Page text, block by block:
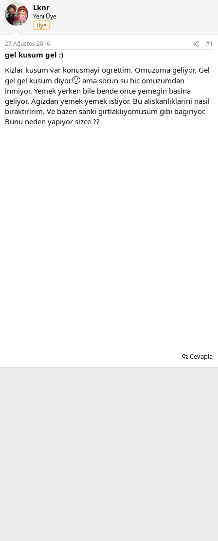
n
b
u
y
u
b
a
l
a
t
a
n
ş
l
a
n
g
ı
ç
a
r
i
h
i
Lknr
Yeni Üye
Üye
27 Ağustos 2016 #1
gel kusum gel :)
Kizlar kusum var konusmayi ogrettim. Omuzuma geliyor. Gel
gel gel kusum diyor🙂 ama sorun su hic omuzumdan
inmiyor. Yemek yerken bile bende once yemegin basina
geliyor. Agizdan yemek yemek istiyor. Bu aliskanliklarini nasil
biraktiririm. Ve bazen sanki girtlakliyomusum gibi bagiriyor.
Bunu neden yapiyor sizce ??
Cevapla